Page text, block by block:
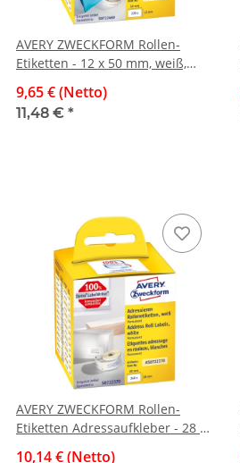
AVERY ZWECKFORM Rollen-
Etiketten - 12 x 50 mm, weiß,
9,65 € (Netto)
11,48 € *
AVERY ZWECKFORM Rollen-
Etiketten Adressaufkleber - 28 x
10,14 € (Netto)